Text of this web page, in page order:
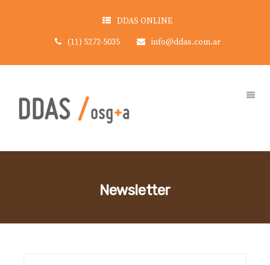
DDAS ONLINE
(11) 5272-5035
info@ddas.com.ar
Newsletter